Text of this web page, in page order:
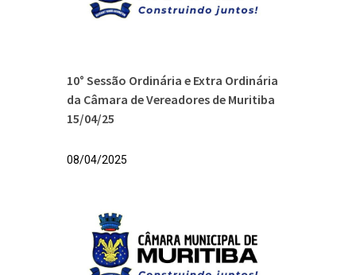
10° Sessão Ordinária e Extra Ordinária
da Câmara de Vereadores de Muritiba
15/04/25
08/04/2025